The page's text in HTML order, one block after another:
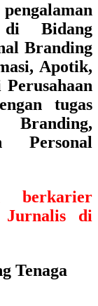
Bidang
Branding
Apotik,
tugas
Branding,
Personal
berkarier
Jurnalis di